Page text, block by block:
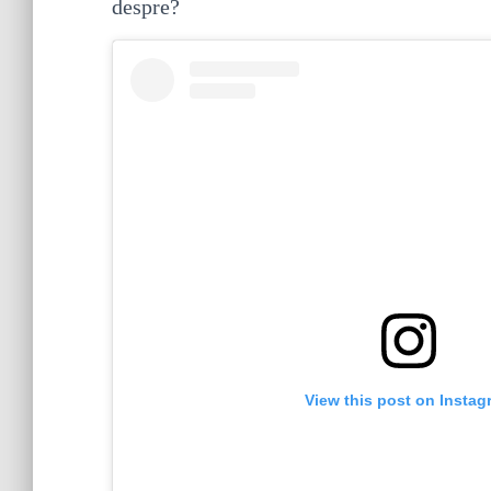
despre?
View this post on